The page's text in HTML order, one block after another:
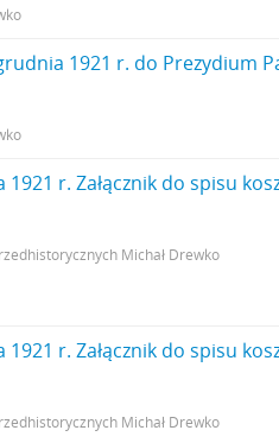
Michał Drewko
Michał Drewko